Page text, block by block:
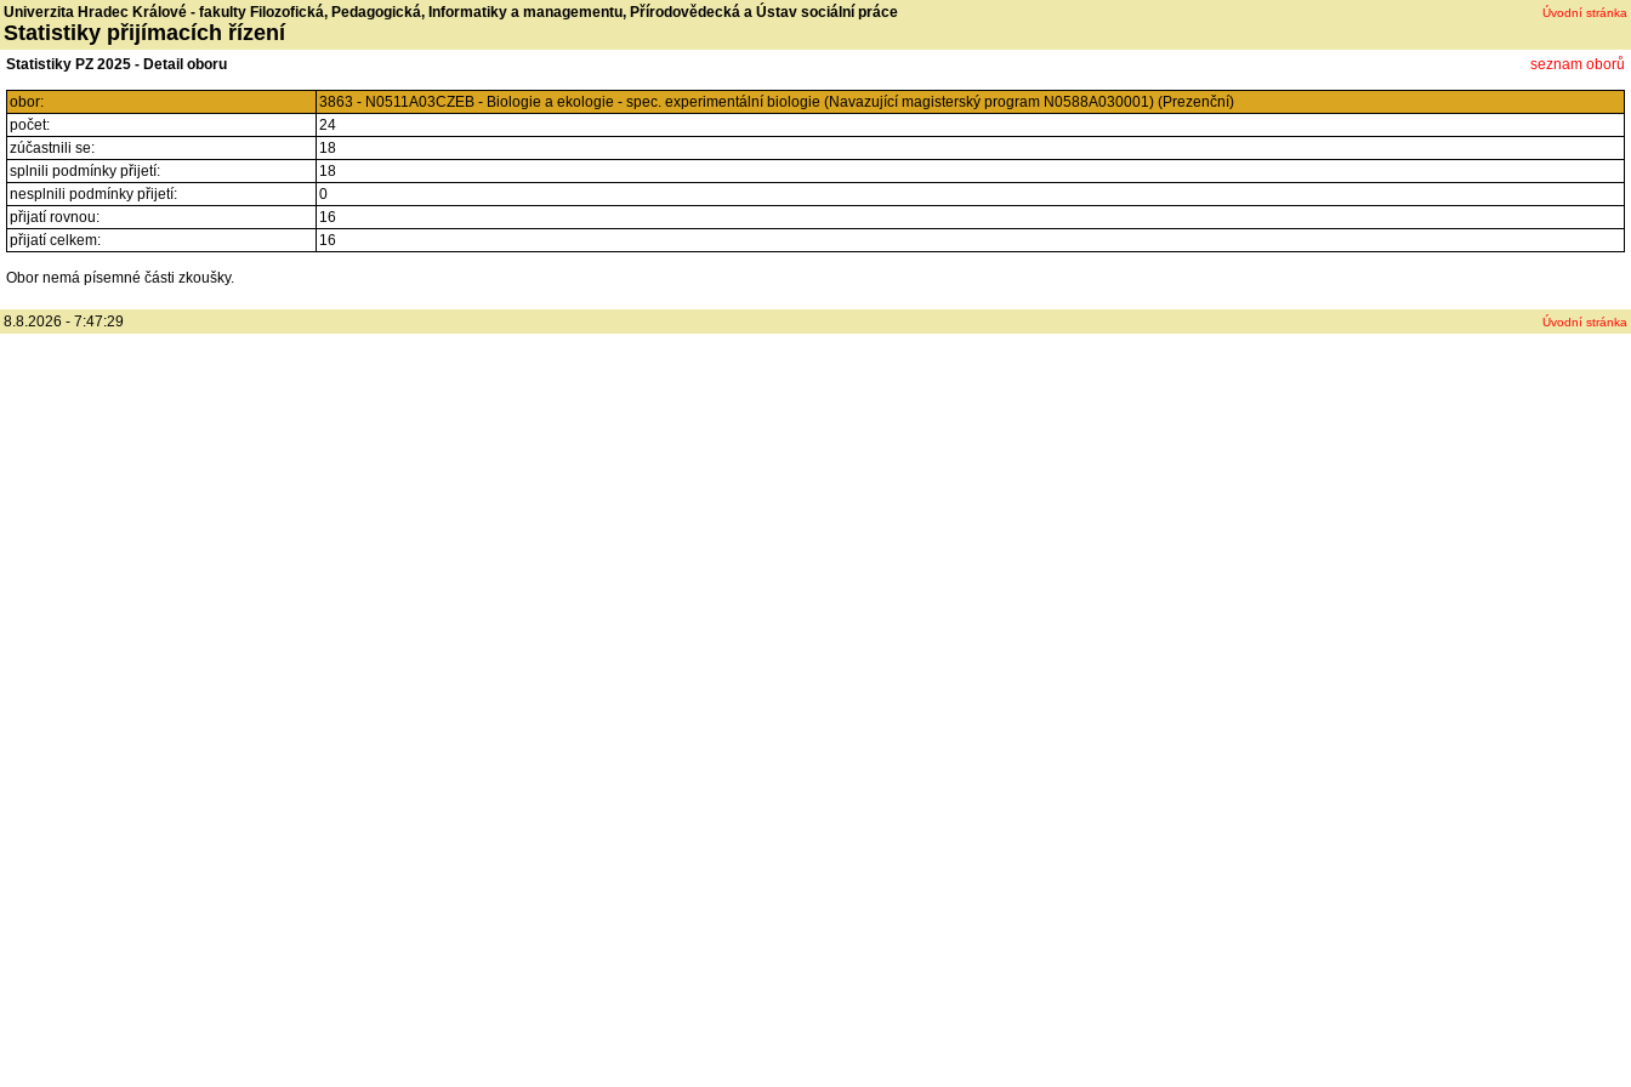
Univerzita Hradec Králové - fakulty Filozofická, Pedagogická, Informatiky a managementu, Přírodovědecká a Ústav sociální práce
Statistiky přijímacích řízení
Úvodní stránka
seznam oborů
Statistiky PZ 2025 - Detail oboru
obor:
3863 - N0511A03CZEB - Biologie a ekologie - spec. experimentální biologie (Navazující magisterský program N0588A030001) (Prezenční)
počet:
24
zúčastnili se:
18
splnili podmínky přijetí:
18
nesplnili podmínky přijetí:
0
přijatí rovnou:
16
přijatí celkem:
16
Obor nemá písemné části zkoušky.
8.8.2026 - 7:47:29 Úvodní stránka